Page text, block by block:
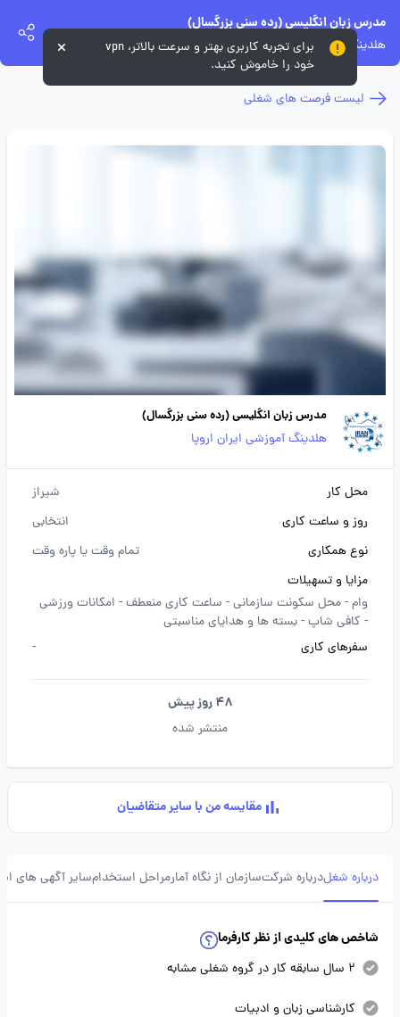
مدرس زبان انگلیسی (رده سنی بزرگسال)
هلدینگ آموزشی ایران اروپا
لیست فرصت های شغلی
مدرس زبان انگلیسی (رده سنی بزرگسال)
هلدینگ آموزشی ایران اروپا
محل کار
شیراز
روز و ساعت کاری
انتخابی
نوع همکاری
تمام وقت یا پاره وقت
مزایا و تسهیلات
وام -محل سکونت سازمانی - ساعت کاری منعطف - امکانات ورزشی
- کافی شاپ -بسته ها و هدایای مناسبتی
سفرهای کاری
-
48 روز پیش
منتشر شده
مقایسه من با سایر متقاضیان
درباره شغلدرباره شرکتسازمان از نگاه آمارمراحل استخدامسایر آگهی های
شاخص های کلیدی از نظر کارفرما
2 سال سابقه کار در گروه شغلی مشابه
کارشناسی زبان و ادبیات
برای تجربه کاربری بهتر و سرعت بالاتر، vpn
خود را خاموش کنید.